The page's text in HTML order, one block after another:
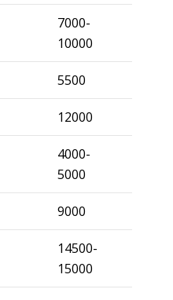
7000-
10000
5500
12000
4000-
5000
9000
14500-
15000